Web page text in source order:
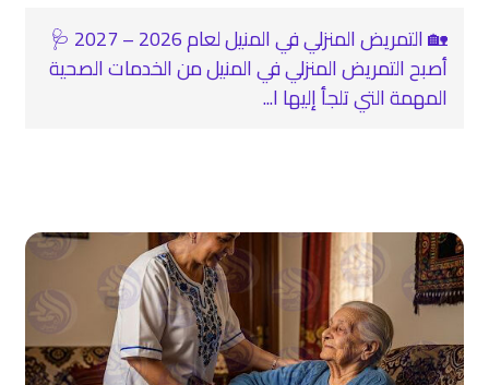
🏡 التمريض المنزلي في المنيل لعام 2026 – 2027 🩺
أصبح التمريض المنزلي في المنيل من الخدمات الصحية
المهمة التي تلجأ إليها ا...